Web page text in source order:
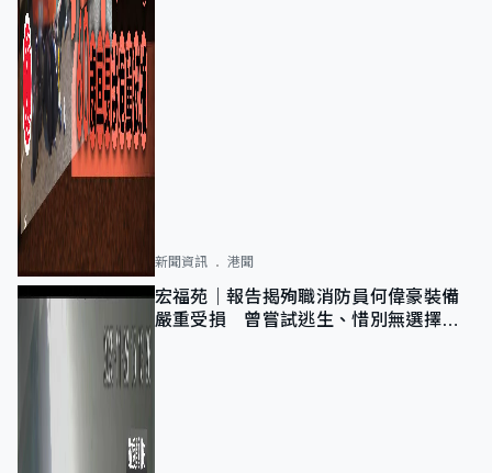
新聞資訊 港聞
宏福苑｜報告揭殉職消防員何偉豪裝備
嚴重受損 曾嘗試逃生、惜別無選擇下